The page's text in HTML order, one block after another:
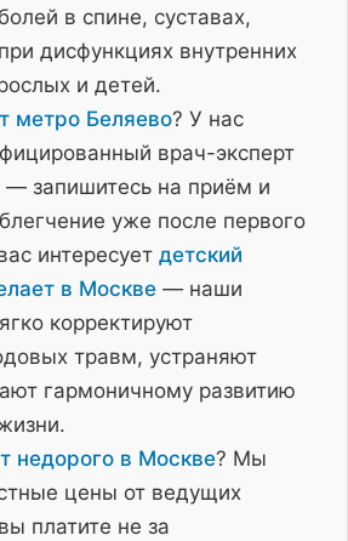
в спине, суставах,
дисфункциях внутренних
и детей.
метро Беляево? У нас
врач-эксперт
запишитесь на приём и
уже после первого
интересует детский
в Москве — наши
корректируют
травм, устраняют
гармоничному развитию
недорого в Москве? Мы
цены от ведущих
платите не за